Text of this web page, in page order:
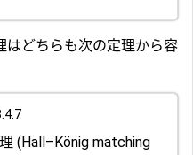
はどちらも次の定理から容
(Hall–König matching